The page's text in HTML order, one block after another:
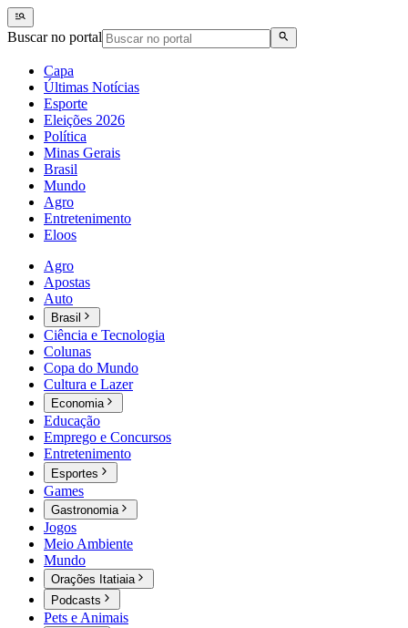
Buscar no portal
Capa
Últimas Notícias
Esporte
Eleições 2026
Política
Minas Gerais
Brasil
Mundo
Agro
Entretenimento
Eloos
Agro
Apostas
Auto
Brasil
Ciência e Tecnologia
Colunas
Copa do Mundo
Cultura e Lazer
Economia
Educação
Emprego e Concursos
Entretenimento
Esportes
Games
Gastronomia
Jogos
Meio Ambiente
Mundo
Orações Itatiaia
Podcasts
Pets e Animais